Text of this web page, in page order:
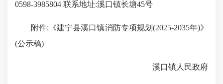
0598-3985804 联系地址:溪口镇长塘45号
附件:《建宁县溪口镇消防专项规划(2025-2035年)》
(公示稿)
溪口镇人民政府